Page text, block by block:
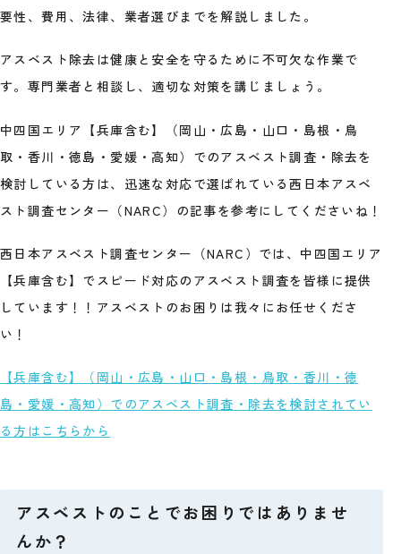
要性、費用、法律、業者選びまでを解説しました。
アスベスト除去は健康と安全を守るために不可欠な作業で
す。専門業者と相談し、適切な対策を講じましょう。
中四国エリア【兵庫含む】（岡山・広島・山口・島根・鳥
取・香川・徳島・愛媛・高知）でのアスベスト調査・除去を
検討している方は、迅速な対応で選ばれている西日本アスベ
スト調査センター（NARC）の記事を参考にしてくださいね！
西日本アスベスト調査センター（NARC）では、中四国エリア
【兵庫含む】でスピード対応のアスベスト調査を皆様に提供
しています！！アスベストのお困りは我々にお任せくださ
い！
【兵庫含む】（岡山・広島・山口・島根・鳥取・香川・徳
島・愛媛・高知）でのアスベスト調査・除去を検討されてい
る方はこちらから
アスベストのことでお困りではありませ
んか？